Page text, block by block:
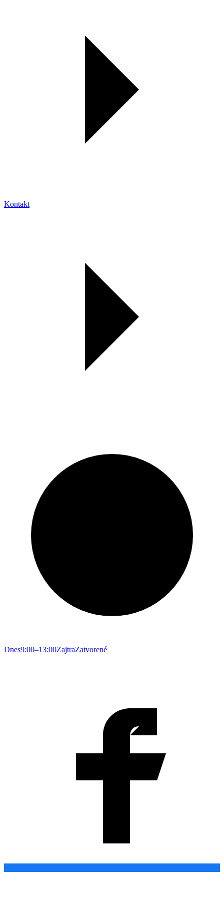
Kontakt
Dnes9:00–13:00ZajtraZatvorené